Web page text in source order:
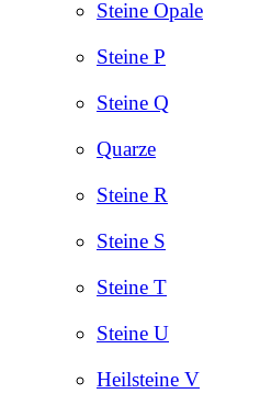
Steine Opale
Steine P
Steine Q
Quarze
Steine R
Steine S
Steine T
Steine U
Heilsteine V